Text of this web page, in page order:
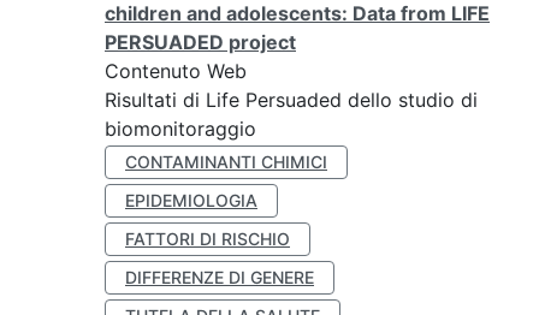
children and adolescents: Data from LIFE
PERSUADED project
Contenuto Web
Risultati di Life Persuaded dello studio di
biomonitoraggio
CONTAMINANTI CHIMICI
EPIDEMIOLOGIA
FATTORI DI RISCHIO
DIFFERENZE DI GENERE